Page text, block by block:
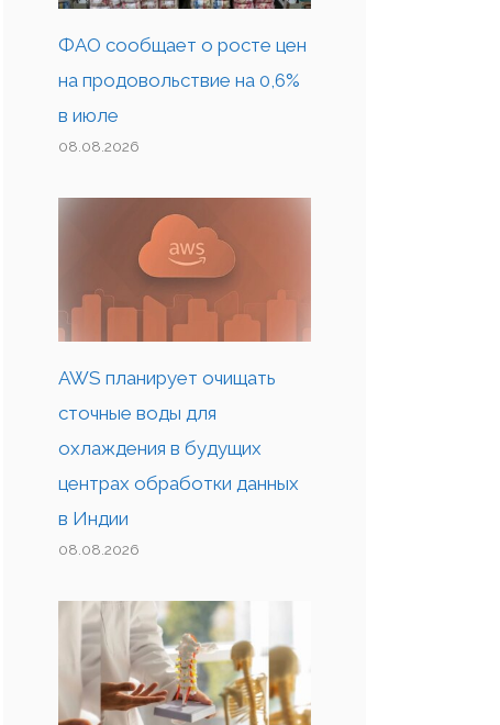
ФАО сообщает о росте цен
на продовольствие на 0,6%
в июле
08.08.2026
AWS планирует очищать
сточные воды для
охлаждения в будущих
центрах обработки данных
в Индии
08.08.2026